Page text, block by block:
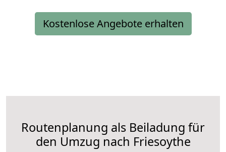
Kostenlose Angebote erhalten
Routenplanung als Beiladung für
den Umzug nach Friesoythe